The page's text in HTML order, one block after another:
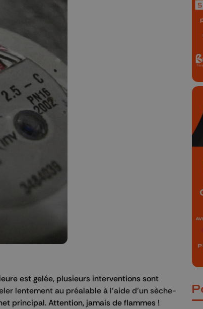
est gelée, plusieurs interventions sont
lentement au préalable à l’aide d’un sèche-
principal. Attention, jamais de flammes !